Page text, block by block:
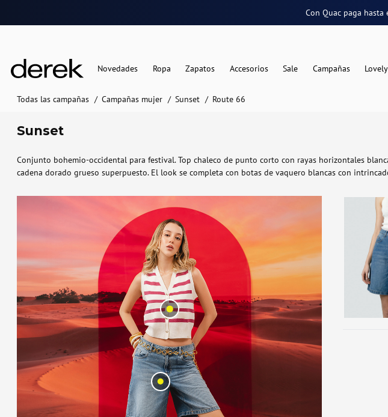
Con Quac paga hasta
Novedades Ropa Zapatos Accesorios Sale Campañas Lovely
Todas las campañas Campañas mujer Sunset Route 66
Sunset
Conjunto bohemio-occidental para festival. Top chaleco de punto corto con rayas horizontales
cadena dorado grueso superpuesto. El look se completa con botas de vaquero blancas con